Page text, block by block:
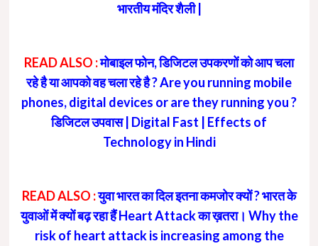
भारतीय मंदिर शैली |
READ ALSO :मोबाइल फोन, डिजिटल उपकरणों को आप चला
रहे है या आपको वह चला रहे है ? Are you running mobile
phones, digital devices or are they running you ?
डिजिटल उपवास | Digital Fast | Effects of
Technology in Hindi
READ ALSO :युवा भारत का दिल इतना कमजोर क्यों ? भारत के
युवाओं में क्यों बढ़ रहा हैं Heart Attack का ख़तरा। Why the
risk of heart attack is increasing among the